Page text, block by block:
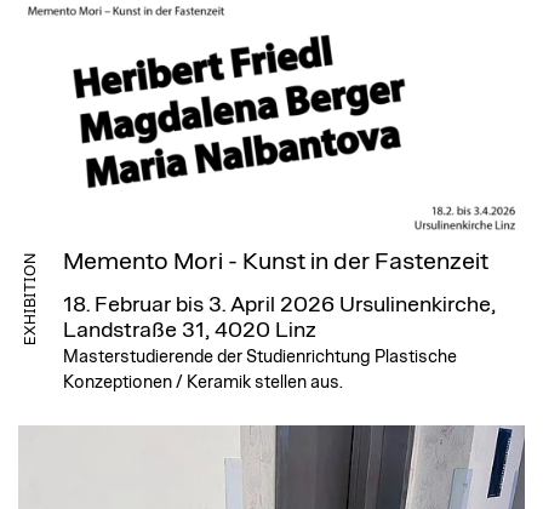
EXHIBITION Memento Mori - Kunst in der Fastenzeit
18. Februar bis 3. April 2026 Ursulinenkirche,
Landstraße 31, 4020 Linz
Masterstudierende der Studienrichtung Plastische
Konzeptionen / Keramik stellen aus.